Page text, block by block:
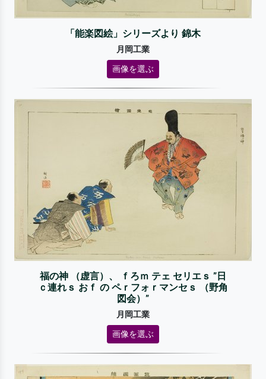
「能楽図絵」シリーズより 錦木
月岡工業
画像を選ぶ
福の神 （虚言）、 ｆろｍ テェ セリエｓ ”日
ｃ連れｓ おｆ の ペｒフォｒマンセｓ （野角
図会）”
月岡工業
画像を選ぶ